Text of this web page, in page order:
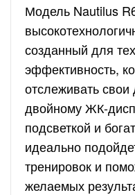
Модель Nautilus
созданный для
эффективность,
отслеживать
двойному ЖК-
подсветкой и
идеально
тренировок и
желаемых